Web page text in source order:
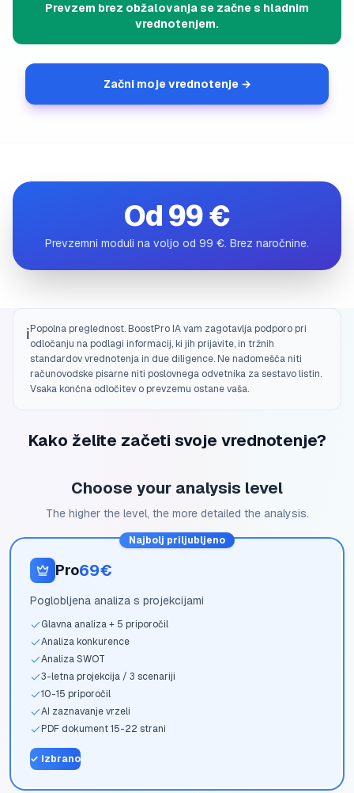
Prevzem brez obžalovanja se začne s hladnim
vrednotenjem.
Začni moje vrednotenje →
Od 99 €
Prevzemni moduli na voljo od 99 €. Brez naročnine.
ℹ️Popolna preglednost. BoostPro IA vam zagotavlja podporo pri
odločanju na podlagi informacij, ki jih prijavite, in tržnih
standardov vrednotenja in due diligence. Ne nadomešča niti
računovodske pisarne niti poslovnega odvetnika za sestavo listin.
Vsaka končna odločitev o prevzemu ostane vaša.
Kako želite začeti svoje vrednotenje?
Choose your analysis level
The higher the level, the more detailed the analysis.
Najbolj priljubljeno
Pro69€
Poglobljena analiza s projekcijami
Glavna analiza + 5 priporočil
Analiza konkurence
Analiza SWOT
3-letna projekcija / 3 scenariji
10-15 priporočil
AI zaznavanje vrzeli
PDF dokument 15-22 strani
✓ Izbrano